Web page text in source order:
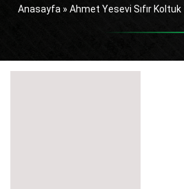
Anasayfa » Ahmet Yesevi Sıfır